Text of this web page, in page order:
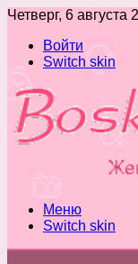
Четверг, 6 августа
Войти
Switch skin
Меню
Switch skin